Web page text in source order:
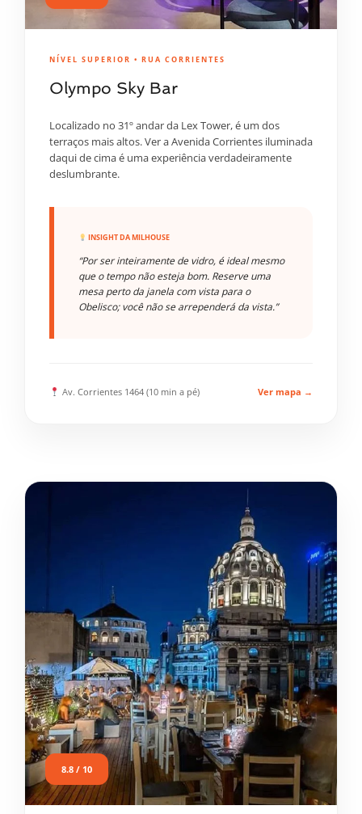
NÍVEL SUPERIOR • RUA CORRIENTES
Olympo Sky Bar
Localizado no 31º andar da Lex Tower, é um dos
terraços mais altos. Ver a Avenida Corrientes iluminada
daqui de cima é uma experiência verdadeiramente
deslumbrante.
INSIGHT DA MILHOUSE
“Por ser inteiramente de vidro, é ideal mesmo
que o tempo não esteja bom. Reserve uma
mesa perto da janela com vista para o
Obelisco; você não se arrependerá da vista.”
Av. Corrientes 1464 (10 min a pé) Ver mapa →
8.8 / 10